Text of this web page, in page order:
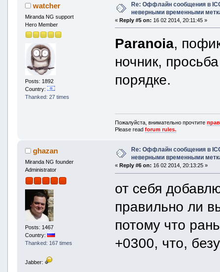
watcher
Miranda NG support
Hero Member
Posts: 1892
Country:
Thanked: 27 times
Re: Оффлайн сообщения в
неверными временными
«Reply #5 on: 16 02 2014, 20:11:45 »
Paranoia,
ночник,
порядке.
Пожалуйста, внимательно прочтите
Please readforum rules.
ghazan
Miranda NG founder
Administrator
Posts: 1467
Country:
Thanked: 167 times
Jabber:
Re: Оффлайн сообщения в
неверными временными
« Reply #6 on: 16 02 2014, 20:13:25 »
от себя
правильно ли
потому что
+0300, что,